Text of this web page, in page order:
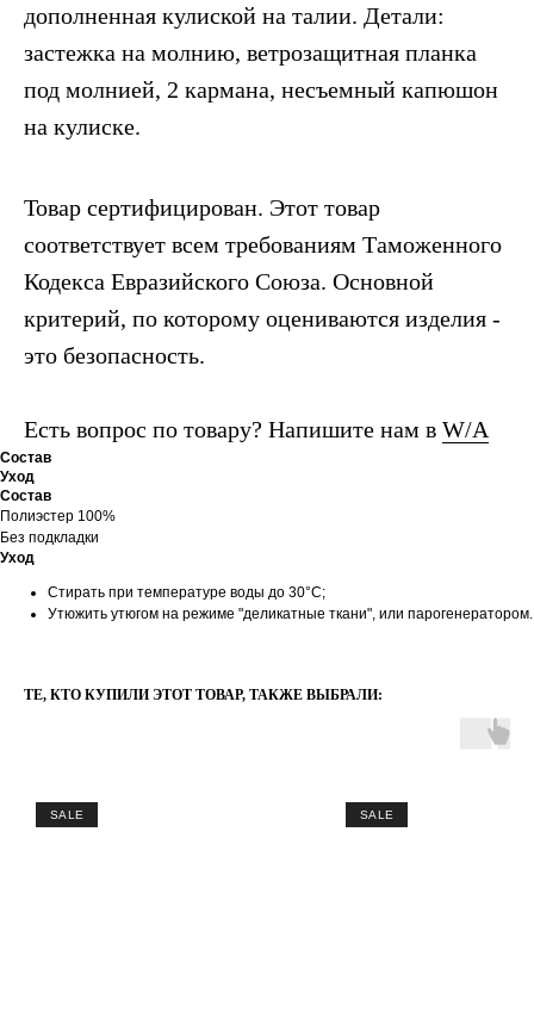
дополненная кулиской на талии. Детали:
застежка на молнию, ветрозащитная планка
под молнией, 2 кармана, несъемный капюшон
на кулиске.
Товар сертифицирован. Этот товар
соответствует всем требованиям Таможенного
Кодекса Евразийского Союза. Основной
критерий, по которому оцениваются изделия -
это безопасность.
Есть вопрос по товару? Напишите нам в W/A
Состав
Уход
Состав
Полиэстер 100%
Без подкладки
Уход
Стирать при температуре воды до 30°C;
Утюжить утюгом на режиме "деликатные ткани", или парогенератором.
ТЕ, КТО КУПИЛИ ЭТОТ ТОВАР, ТАКЖЕ ВЫБРАЛИ:
SALE SALE